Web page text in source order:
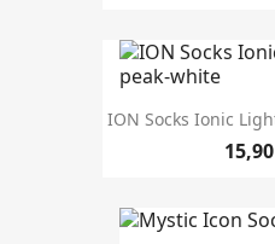
ION Socks Ionic